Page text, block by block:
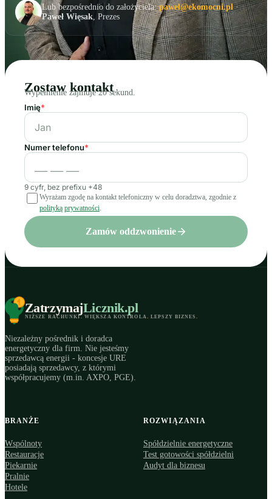
Lub bezpośrednio do założyciela:pawel@ekomocni.pl·
Paweł Więsak, Prezes
Zostaw kontakt
Wypełnienie zajmuje 20 sekund.
Imię*
Numer telefonu*
9 cyfr, bez prefixu +48
Wyrażam zgodę na kontakt telefoniczny w celu doradztwa, zgodnie z
polityką prywatności.
Zamów oddzwonienie
ZatrzymajLicznik.pl
NIŻSZE RACHUNKI. WIĘKSZA KONTROLA. LEPSZY BIZNES .
Niezależny pośrednik i doradca
energetyczny dla firm. Nie jesteśmy
sprzedawcą energii - koncesje URE
posiadają sprzedawcy, z którymi
współpracujemy (m.in. AXPO, PGE).
BRANŻE
Wspólnoty
Restauracje
Piekarnie
Pralnie
Hotele
ROZWIĄZANIA
Spółdzielnie energetyczne
Test gotowości spółdzielni
Audyt dla biznesu